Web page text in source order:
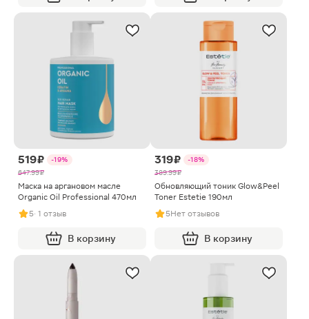
519 ₽
-19%
647.99 ₽
Маска на аргановом масле
Organic Oil Professional 470мл
5· 1 отзыв
В корзину
319 ₽
-18%
389.99 ₽
Обновляющий тоник Glow&Peel
Toner Estetie 190мл
5Нет отзывов
В корзину